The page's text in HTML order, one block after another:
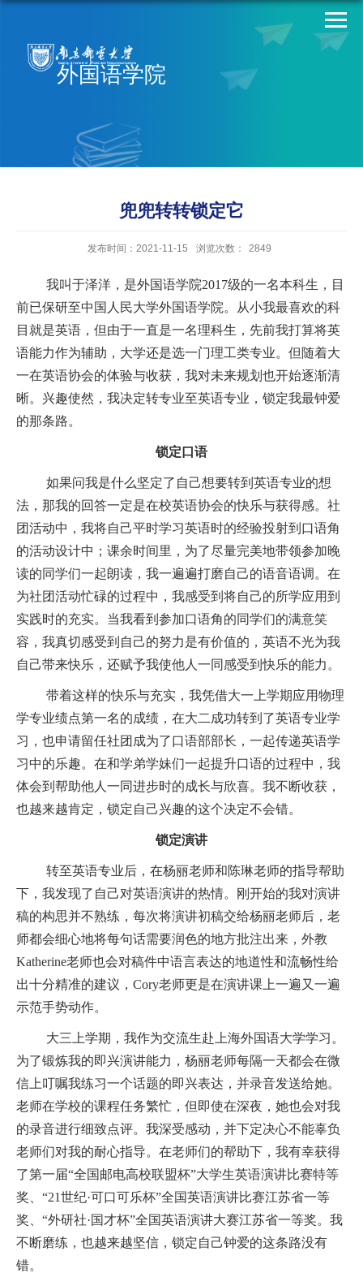
外国语学院
兜兜转转锁定它
发布时间：2021-11-15 浏览次数： 2849
我叫于泽洋，是外国语学院2017级的一名本科生，目
前已保研至中国人民大学外国语学院。从小我最喜欢的科
目就是英语，但由于一直是一名理科生，先前我打算将英
语能力作为辅助，大学还是选一门理工类专业。但随着大
一在英语协会的体验与收获，我对未来规划也开始逐渐清
晰。兴趣使然，我决定转专业至英语专业，锁定我最钟爱
的那条路。
锁定口语
如果问我是什么坚定了自己想要转到英语专业的想
法，那我的回答一定是在校英语协会的快乐与获得感。社
团活动中，我将自己平时学习英语时的经验投射到口语角
的活动设计中；课余时间里，为了尽量完美地带领参加晚
读的同学们一起朗读，我一遍遍打磨自己的语音语调。在
为社团活动忙碌的过程中，我感受到将自己的所学应用到
实践时的充实。当我看到参加口语角的同学们的满意笑
容，我真切感受到自己的努力是有价值的，英语不光为我
自己带来快乐，还赋予我使他人一同感受到快乐的能力。
带着这样的快乐与充实，我凭借大一上学期应用物理
学专业绩点第一名的成绩，在大二成功转到了英语专业学
习，也申请留任社团成为了口语部部长，一起传递英语学
习中的乐趣。在和学弟学妹们一起提升口语的过程中，我
体会到帮助他人一同进步时的成长与欣喜。我不断收获，
也越来越肯定，锁定自己兴趣的这个决定不会错。
锁定演讲
转至英语专业后，在杨丽老师和陈琳老师的指导帮助
下，我发现了自己对英语演讲的热情。刚开始的我对演讲
稿的构思并不熟练，每次将演讲初稿交给杨丽老师后，老
师都会细心地将每句话需要润色的地方批注出来，外教
Katherine老师也会对稿件中语言表达的地道性和流畅性给
出十分精准的建议， Cory老师更是在演讲课上一遍又一遍
示范手势动作。
大三上学期，我作为交流生赴上海外国语大学学习。
为了锻炼我的即兴演讲能力，杨丽老师每隔一天都会在微
信上叮嘱我练习一个话题的即兴表达，并录音发送给她。
老师在学校的课程任务繁忙，但即使在深夜，她也会对我
的录音进行细致点评。我深受感动，并下定决心不能辜负
老师们对我的耐心指导。在老师们的帮助下，我有幸获得
了第一届“全国邮电高校联盟杯”大学生英语演讲比赛特等
奖、“21世纪·可口可乐杯”全国英语演讲比赛江苏省一等
奖、“外研社·国才杯”全国英语演讲大赛江苏省一等奖。我
不断磨练，也越来越坚信，锁定自己钟爱的这条路没有
错。